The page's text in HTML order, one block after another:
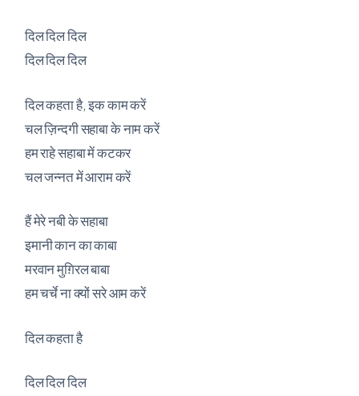
दिल दिल दिल
दिल दिल दिल
दिल कहता है, इक काम करें
चल ज़िन्दगी सहाबा के नाम करें
हम राहे सहाबा में कटकर
चल जन्नत में आराम करें
हैं मेरे नबी के सहाबा
इमानी कान का काबा
मरवान मुग़िरल बाबा
हम चर्चे ना क्यों सरे आम करें
दिल कहता है
दिल दिल दिल